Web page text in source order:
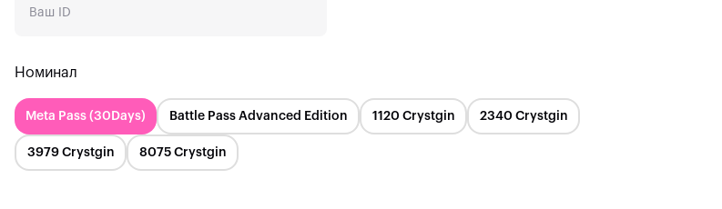
Korea Server
HK/Macao/Taiwan
Номинал
Meta Pass (30Days) Battle Pass Advanced Edition 1120 Crystgin 2340 Crystgin
3979 Crystgin 8075 Crystgin